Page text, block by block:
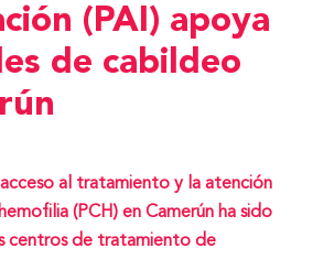
(PAI) apoya
de cabildeo
al tratamiento y la atención
(PCH) en Camerún ha sido
centros de tratamiento de